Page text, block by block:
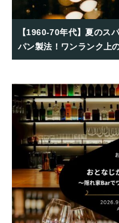
【1960-70年代】夏のス
パン製法！ワンランク上